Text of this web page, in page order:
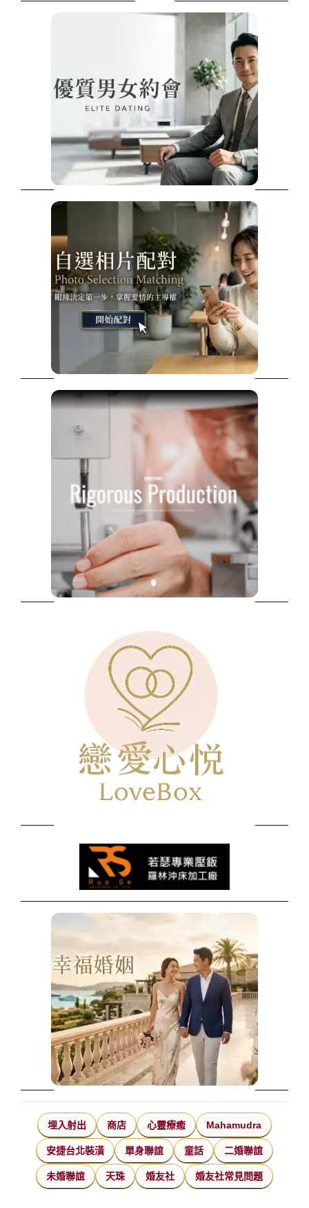
埋入射出 商店 心靈療癒 Mahamudra
安捷台北裝潢 單身聯誼 童話 二婚聯誼
未婚聯誼 天珠 婚友社 婚友社常見問題